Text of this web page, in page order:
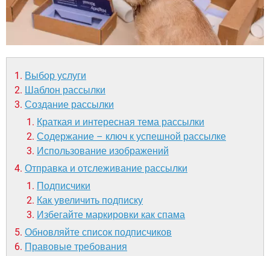
Выбор услуги
Шаблон рассылки
Создание рассылки
Краткая и интересная тема рассылки
Содержание – ключ к успешной рассылке
Использование изображений
Отправка и отслеживание рассылки
Подписчики
Как увеличить подписку
Избегайте маркировки как спама
Обновляйте список подписчиков
Правовые требования